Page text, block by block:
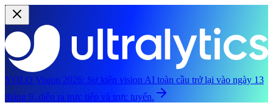
YOLO Vision 2026: Sự kiện vision AI toàn cầu trở lại vào ngày 13
tháng 9, diễn ra trực tiếp và trực tuyến.